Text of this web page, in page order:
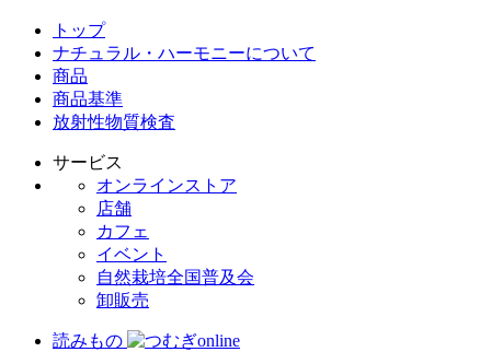
トップ
ナチュラル・ハーモニーについて
商品
商品基準
放射性物質検査
サービス
オンラインストア
店舗
カフェ
イベント
自然栽培全国普及会
卸販売
読みもの